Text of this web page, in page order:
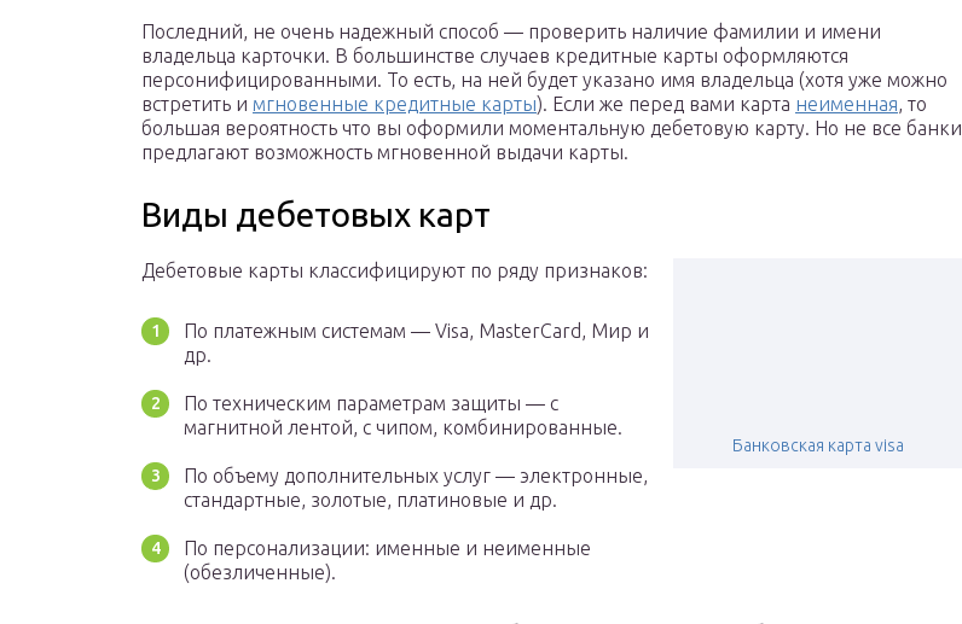
Последний, не очень надежный способ — проверить наличие фамилии и имени
владельца карточки. В большинстве случаев кредитные карты оформляются
персонифицированными. То есть, на ней будет указано имя владельца (хотя уже можно
встретить и мгновенные кредитные карты). Если же перед вами карта неименная, то
большая вероятность что вы оформили моментальную дебетовую карту. Но не все банки
предлагают возможность мгновенной выдачи карты.
Виды дебетовых карт
Банковская карта visa
Дебетовые карты классифицируют по ряду признаков:
По платежным системам — Visa, MasterCard, Мир и
др.
По техническим параметрам защиты — с
магнитной лентой, с чипом, комбинированные.
По объему дополнительных услуг — электронные,
стандартные, золотые, платиновые и др.
По персонализации: именные и неименные
(обезличенные).